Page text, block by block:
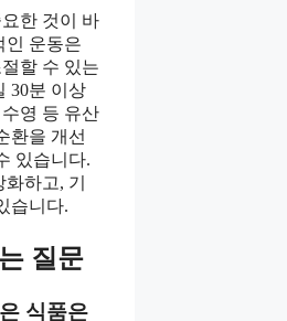
한 것이 바
인 운동은
할 수 있는
30분 이상
영 등 유산
환을 개선
있습니다.
하고, 기
습니다.
질문
식품은